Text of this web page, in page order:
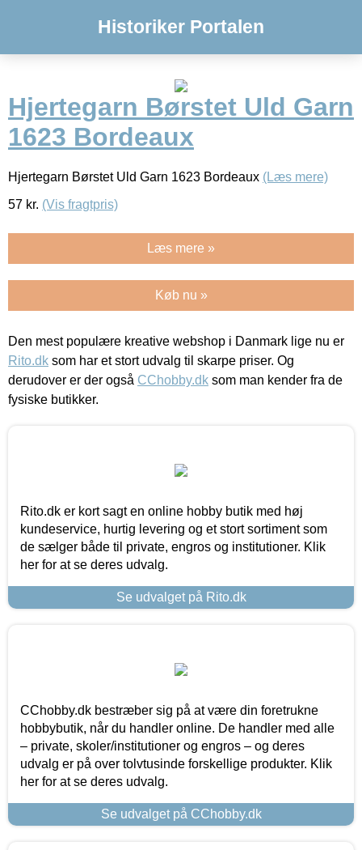
Historiker Portalen
Hjertegarn Børstet Uld Garn
1623 Bordeaux
Hjertegarn Børstet Uld Garn 1623 Bordeaux (Læs mere)
57 kr. (Vis fragtpris)
Læs mere »
Køb nu »
Den mest populære kreative webshop i Danmark lige nu er
Rito.dk som har et stort udvalg til skarpe priser. Og
derudover er der også CChobby.dk som man kender fra de
fysiske butikker.
Rito.dk er kort sagt en online hobby butik med høj
kundeservice, hurtig levering og et stort sortiment som
de sælger både til private, engros og institutioner. Klik
her for at se deres udvalg.
Se udvalget på Rito.dk
CChobby.dk bestræber sig på at være din foretrukne
hobbybutik, når du handler online. De handler med alle
– private, skoler/institutioner og engros – og deres
udvalg er på over tolvtusinde forskellige produkter. Klik
her for at se deres udvalg.
Se udvalget på CChobby.dk